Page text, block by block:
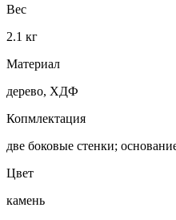
Вес
2.1 кг
Материал
дерево, ХДФ
Копмлектация
две боковые стенки;
Цвет
камень